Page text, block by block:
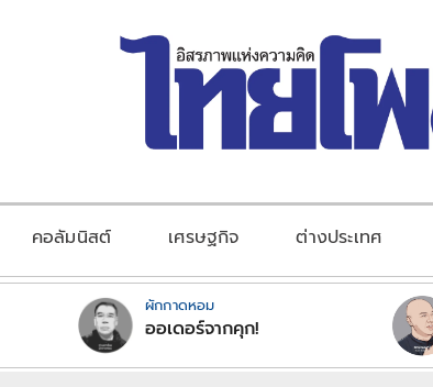
คอลัมนิสต์ เศรษฐกิจ ต่างประเทศ
ผักกาดหอม
ออเดอร์จากคุก!